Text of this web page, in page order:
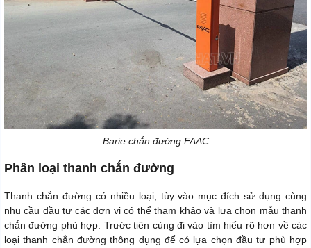
Barie chắn đường FAAC
Phân loại thanh chắn đường
Thanh chắn đường có nhiều loại, tùy vào mục đích sử dụng cùng
nhu cầu đầu tư các đơn vị có thể tham khảo và lựa chọn mẫu thanh
chắn đường phù hợp. Trước tiên cùng đi vào tìm hiểu rõ hơn về các
loại thanh chắn đường thông dụng để có lựa chọn đầu tư phù hợp